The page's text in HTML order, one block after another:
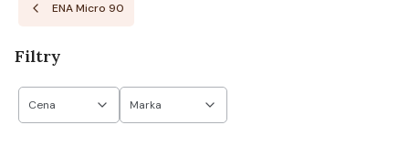
ENA Micro 90
Filtry
Cena Marka